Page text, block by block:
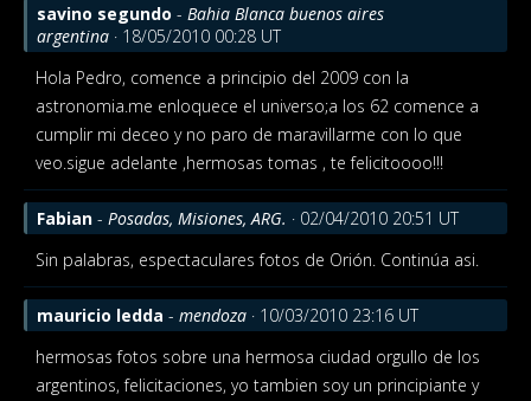
savino segundo - Bahia Blanca buenos aires
argentina · 18/05/2010 00:28 UT
Hola Pedro, comence a principio del 2009 con la
astronomia.me enloquece el universo;a los 62 comence a
cumplir mi deceo y no paro de maravillarme con lo que
veo.sigue adelante ,hermosas tomas , te felicitoooo!!!
Fabian - Posadas, Misiones, ARG. · 02/04/2010 20:51 UT
Sin palabras, espectaculares fotos de Orión. Continúa asi.
mauricio ledda - mendoza · 10/03/2010 23:16 UT
hermosas fotos sobre una hermosa ciudad orgullo de los
argentinos, felicitaciones, yo tambien soy un principiante y